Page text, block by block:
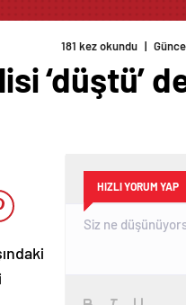
181 kez okundu |
‘düştü’
HIZLI YORUM YAP